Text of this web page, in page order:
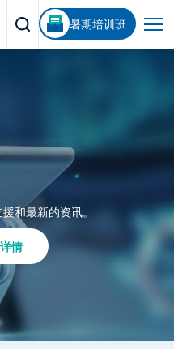
暑期培训班
和最新的资讯。
情